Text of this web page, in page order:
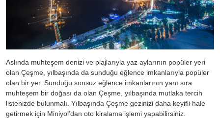
Aslında muhteşem denizi ve plajlarıyla yaz aylarının popüler yeri
olan Çeşme, yılbaşında da sunduğu eğlence imkanlarıyla popüler
olan bir yer. Sunduğu sonsuz eğlence imkanlarının yanı sıra
muhteşem bir doğası da olan Çeşme, yılbaşında mutlaka tercih
listenizde bulunmalı. Yılbaşında Çeşme gezinizi daha keyifli hale
getirmek için Miniyol’dan oto kiralama işlemi yapabilirsiniz.